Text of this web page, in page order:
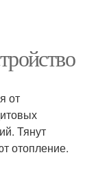
от
Тянут
отопление.